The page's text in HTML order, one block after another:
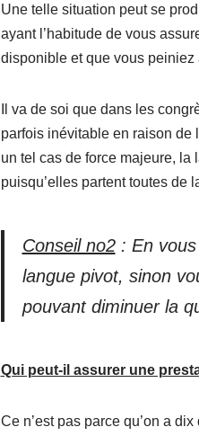
Une telle situation peut se
ayant l’habitude de vous
disponible et que vous peiniez
Il va de soi que dans les
parfois inévitable en raison de
un tel cas de force majeure, la
puisqu’elles partent toutes de
Conseil no2: En vous
langue pivot, sinon
pouvant diminuer la
Qui peut-il assurer une
Ce n’est pas parce qu’on a